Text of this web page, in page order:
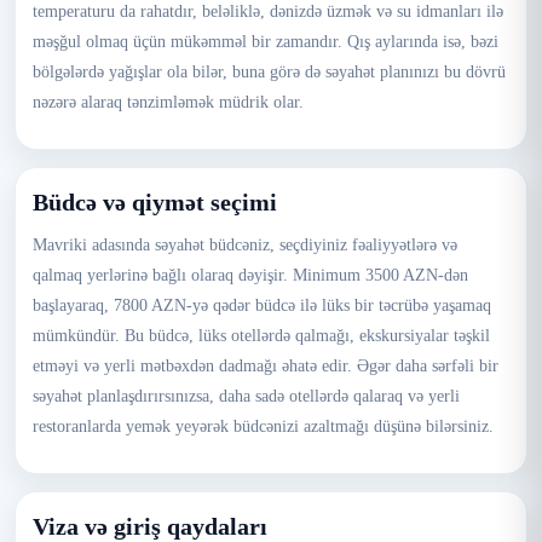
temperaturu da rahatdır, beləliklə, dənizdə üzmək və su idmanları ilə
məşğul olmaq üçün mükəmməl bir zamandır. Qış aylarında isə, bəzi
bölgələrdə yağışlar ola bilər, buna görə də səyahət planınızı bu dövrü
nəzərə alaraq tənzimləmək müdrik olar.
Büdcə və qiymət seçimi
Mavriki adasında səyahət büdcəniz, seçdiyiniz fəaliyyətlərə və
qalmaq yerlərinə bağlı olaraq dəyişir. Minimum 3500 AZN-dən
başlayaraq, 7800 AZN-yə qədər büdcə ilə lüks bir təcrübə yaşamaq
mümkündür. Bu büdcə, lüks otellərdə qalmağı, ekskursiyalar təşkil
etməyi və yerli mətbəxdən dadmağı əhatə edir. Əgər daha sərfəli bir
səyahət planlaşdırırsınızsa, daha sadə otellərdə qalaraq və yerli
restoranlarda yemək yeyərək büdcənizi azaltmağı düşünə bilərsiniz.
Viza və giriş qaydaları